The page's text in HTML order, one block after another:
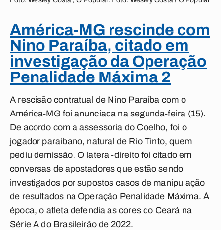
América-MG rescinde com
Nino Paraíba, citado em
investigação da Operação
Penalidade Máxima 2
A rescisão contratual de Nino Paraíba com o
América-MG foi anunciada na segunda-feira (15).
De acordo com a assessoria do Coelho, foi o
jogador paraibano, natural de Rio Tinto, quem
pediu demissão. O lateral-direito foi citado em
conversas de apostadores que estão sendo
investigados por supostos casos de manipulação
de resultados na Operação Penalidade Máxima. À
época, o atleta defendia as cores do Ceará na
Série A do Brasileirão de 2022.